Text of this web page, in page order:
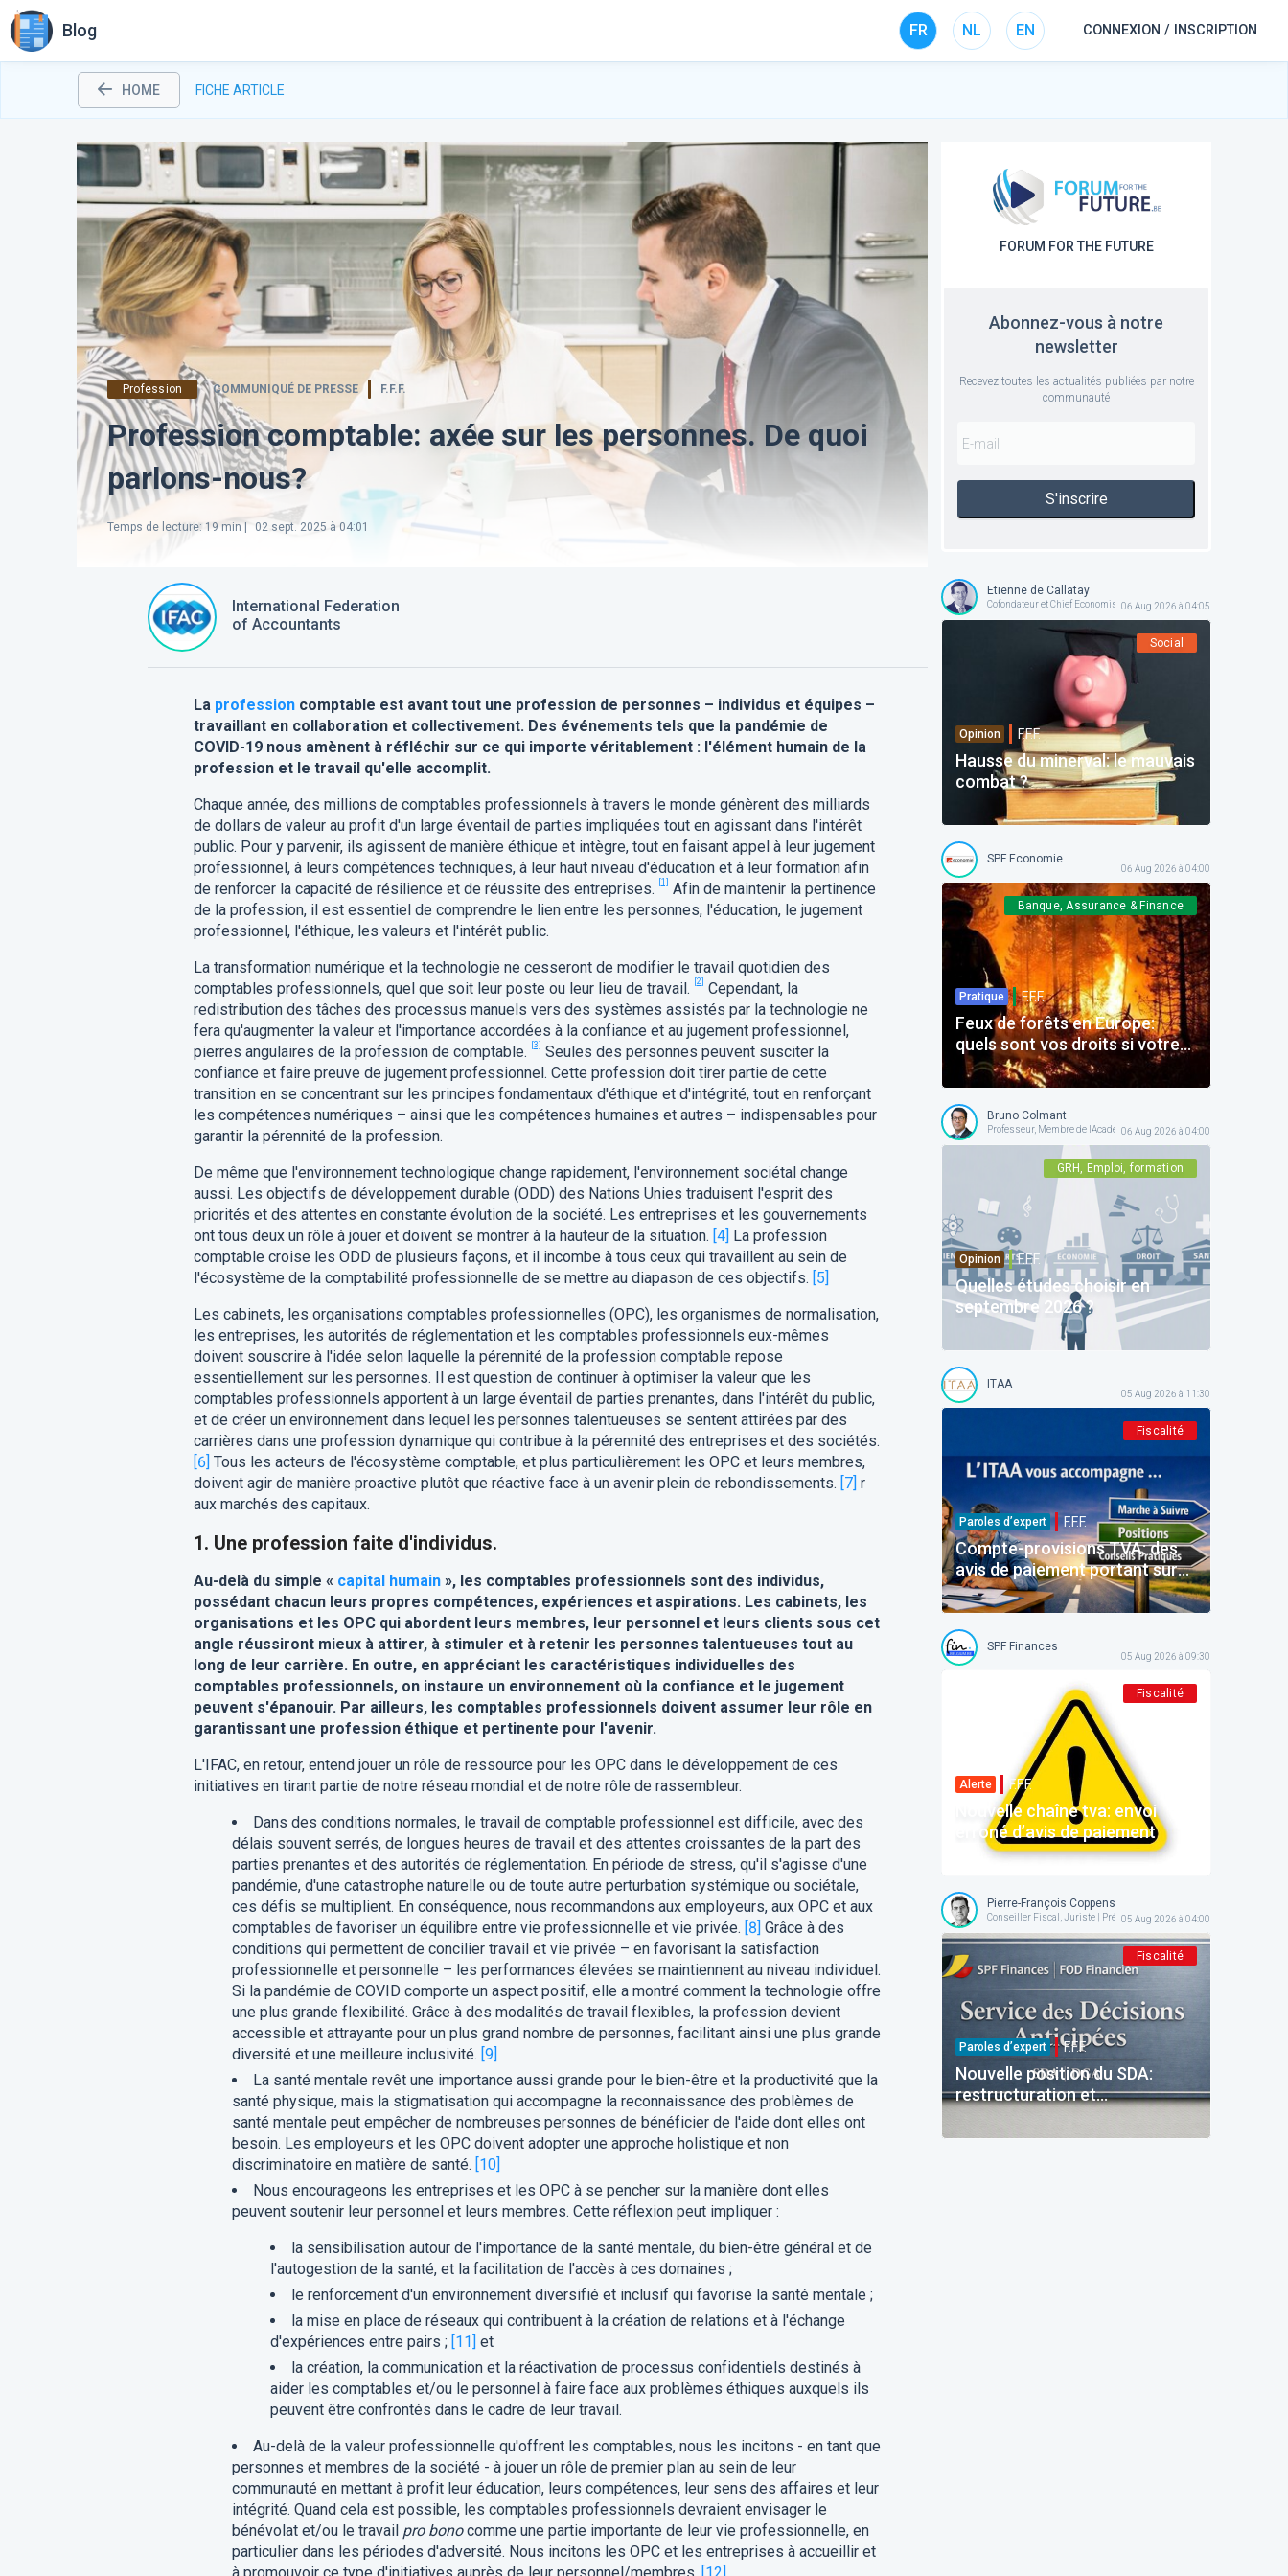
Blog FR NL EN CONNEXION / INSCRIPTION
HOME FICHE ARTICLE
Profession COMMUNIQUÉ DE PRESSE F.F.F.
Profession comptable: axée sur les personnes. De quoi
parlons-nous?
Temps de lecture: 19 min | 02 sept. 2025 à 04:01
International Federation
of Accountants
La professioncomptable est avant tout une profession de personnes – individus et équipes –
travaillant en collaboration et collectivement. Des événements tels que la pandémie de
COVID-19 nous amènent à réfléchir sur ce qui importe véritablement : l'élément humain de la
profession et le travail qu'elle accomplit.
Chaque année, des millions de comptables professionnels à travers le monde génèrent des milliards
de dollars de valeur au profit d'un large éventail de parties impliquées tout en agissant dans l'intérêt
public. Pour y parvenir, ils agissent de manière éthique et intègre, tout en faisant appel à leur jugement
professionnel, à leurs compétences techniques, à leur haut niveau d'éducation et à leur formation afin
de renforcer la capacité de résilience et de réussite des entreprises.
[1] Afin de maintenir la pertinence
de la profession, il est essentiel de comprendre le lien entre les personnes, l'éducation, le jugement
professionnel, l'éthique, les valeurs et l'intérêt public.
La transformation numérique et la technologie ne cesseront de modifier le travail quotidien des
comptables professionnels, quel que soit leur poste ou leur lieu de travail.
[2] Cependant, la
redistribution des tâches des processus manuels vers des systèmes assistés par la technologie ne
fera qu'augmenter la valeur et l'importance accordées à la confiance et au jugement professionnel,
pierres angulaires de la profession de comptable.
[3] Seules des personnes peuvent susciter la
confiance et faire preuve de jugement professionnel. Cette profession doit tirer partie de cette
transition en se concentrant sur les principes fondamentaux d'éthique et d'intégrité, tout en renforçant
les compétences numériques – ainsi que les compétences humaines et autres – indispensables pour
garantir la pérennité de la profession.
De même que l'environnement technologique change rapidement, l'environnement sociétal change
aussi. Les objectifs de développement durable (ODD) des Nations Unies traduisent l'esprit des
priorités et des attentes en constante évolution de la société. Les entreprises et les gouvernements
ont tous deux un rôle à jouer et doivent se montrer à la hauteur de la situation. [4] La profession
comptable croise les ODD de plusieurs façons, et il incombe à tous ceux qui travaillent au sein de
l'écosystème de la comptabilité professionnelle de se mettre au diapason de ces objectifs. [5]
Les cabinets, les organisations comptables professionnelles (OPC), les organismes de normalisation,
les entreprises, les autorités de réglementation et les comptables professionnels eux-mêmes
doivent souscrire à l'idée selon laquelle la pérennité de la profession comptable repose
essentiellement sur les personnes. Il est question de continuer à optimiser la valeur que les
comptables professionnels apportent à un large éventail de parties prenantes, dans l'intérêt du public,
et de créer un environnement dans lequel les personnes talentueuses se sentent attirées par des
carrières dans une profession dynamique qui contribue à la pérennité des entreprises et des sociétés.
[6] Tous les acteurs de l'écosystème comptable, et plus particulièrement les OPC et leurs membres,
doivent agir de manière proactive plutôt que réactive face à un avenir plein de rebondissements. [7] r
aux marchés des capitaux.
1. Une profession faite d'individus.
Au-delà du simple « capital humain», les comptables professionnels sont des individus,
possédant chacun leurs propres compétences, expériences et aspirations. Les cabinets, les
organisations et les OPC qui abordent leurs membres, leur personnel et leurs clients sous cet
angle réussiront mieux à attirer, à stimuler et à retenir les personnes talentueuses tout au
long de leur carrière. En outre, en appréciant les caractéristiques individuelles des
comptables professionnels, on instaure un environnement où la confiance et le jugement
peuvent s'épanouir. Par ailleurs, les comptables professionnels doivent assumer leur rôle en
garantissant une profession éthique et pertinente pour l'avenir.
L'IFAC, en retour, entend jouer un rôle de ressource pour les OPC dans le développement de ces
initiatives en tirant partie de notre réseau mondial et de notre rôle de rassembleur.
Dans des conditions normales, le travail de comptable professionnel est difficile, avec des
délais souvent serrés, de longues heures de travail et des attentes croissantes de la part des
parties prenantes et des autorités de réglementation. En période de stress, qu'il s'agisse d'une
pandémie, d'une catastrophe naturelle ou de toute autre perturbation systémique ou sociétale,
ces défis se multiplient. En conséquence, nous recommandons aux employeurs, aux OPC et aux
comptables de favoriser un équilibre entre vie professionnelle et vie privée. [8] Grâce à des
conditions qui permettent de concilier travail et vie privée – en favorisant la satisfaction
professionnelle et personnelle – les performances élevées se maintiennent au niveau individuel.
Si la pandémie de COVID comporte un aspect positif, elle a montré comment la technologie offre
une plus grande flexibilité. Grâce à des modalités de travail flexibles, la profession devient
accessible et attrayante pour un plus grand nombre de personnes, facilitant ainsi une plus grande
diversité et une meilleure inclusivité. [9]
La santé mentale revêt une importance aussi grande pour le bien-être et la productivité que la
santé physique, mais la stigmatisation qui accompagne la reconnaissance des problèmes de
santé mentale peut empêcher de nombreuses personnes de bénéficier de l'aide dont elles ont
besoin. Les employeurs et les OPC doivent adopter une approche holistique et non
discriminatoire en matière de santé. [10]
Nous encourageons les entreprises et les OPC à se pencher sur la manière dont elles
peuvent soutenir leur personnel et leurs membres. Cette réflexion peut impliquer :
la sensibilisation autour de l'importance de la santé mentale, du bien-être général et de
l'autogestion de la santé, et la facilitation de l'accès à ces domaines ;
le renforcement d'un environnement diversifié et inclusif qui favorise la santé mentale ;
la mise en place de réseaux qui contribuent à la création de relations et à l'échange
d'expériences entre pairs ; [11] et
la création, la communication et la réactivation de processus confidentiels destinés à
aider les comptables et/ou le personnel à faire face aux problèmes éthiques auxquels ils
peuvent être confrontés dans le cadre de leur travail.
Au-delà de la valeur professionnelle qu'offrent les comptables, nous les incitons - en tant que
personnes et membres de la société - à jouer un rôle de premier plan au sein de leur
communauté en mettant à profit leur éducation, leurs compétences, leur sens des affaires et leur
intégrité. Quand cela est possible, les comptables professionnels devraient envisager le
bénévolat et/ou le travail pro bono comme une partie importante de leur vie professionnelle, en
particulier dans les périodes d'adversité. Nous incitons les OPC et les entreprises à accueillir et
FORUM FOR THE FUTURE
Abonnez-vous à notre
newsletter
Recevez toutes les actualités publiées par notre
communauté
S'inscrire
Etienne de Callataÿ
Cofondateur et Chief Economist @ Orcadia Asset Management
06 Aug 2026 à 04:05
Social
Opinion F.F.F.
Hausse du minerval: le mauvais
combat ?
SPF Economie
06 Aug 2026 à 04:00
Banque, Assurance & Finance
Pratique F.F.F.
Feux de forêts en Europe:
quels sont vos droits si votre
voyage est impacté ?
Bruno Colmant
Professeur, Membre de l'Académie Royale06 Aug 2026 à 04:00
GRH, Emploi, formation
Opinion F.F.F.
Quelles études choisir en
septembre 2026 ?
ITAA
05 Aug 2026 à 11:30
Fiscalité
Paroles d’expert F.F.F.
Compte-provisions TVA: des
avis de paiement portant sur
des montants déjà payés
SPF Finances
05 Aug 2026 à 09:30
Fiscalité
Alerte F.F.F.
Nouvelle chaîne tva: envoi
erroné d’avis de paiement
Pierre-François Coppens
Conseiller Fiscal, Juriste | Président @ AFPC
05 Aug 2026 à 04:00
Fiscalité
Paroles d’expert F.F.F.
Nouvelle position du SDA:
restructuration et